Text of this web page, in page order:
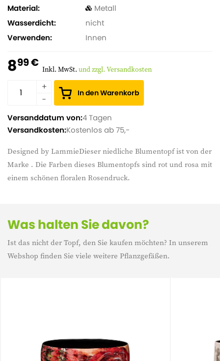
Designed by LammieDieser niedliche Blumentopf ist von der
Marke . Die Farben dieses Blumentopfs sind rot und rosa mit
einem schönen floralen Rosendruck.
Material
Metall
Wasserdicht
nicht
Verwenden
Innen
899 € Inkl. MwSt. und zzgl. Versandkosten
In den Warenkorb
Versanddatum von:4 Tagen
Versandkosten:Kostenlos ab 75,-
Was halten Sie davon?
Ist das nicht der Topf, den Sie kaufen möchten? In unserem
Webshop finden Sie viele weitere Pflanzgefäßen.